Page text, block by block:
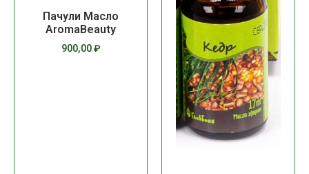
Пачули Масло
AromaBeauty
900,00₽